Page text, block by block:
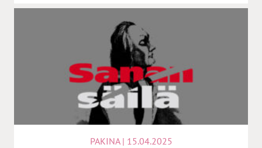
PAKINA | 15.04.2025